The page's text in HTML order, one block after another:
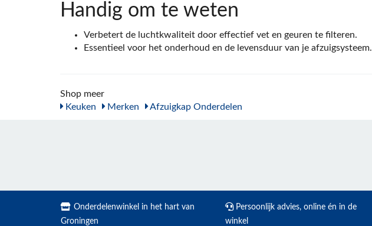
Handig om te weten
Verbetert de luchtkwaliteit door effectief vet en geuren te filteren.
Essentieel voor het onderhoud en de levensduur van je afzuigsysteem.
Shop meer
Keuken
Merken Afzuigkap Onderdelen
Onderdelenwinkel in het hart van
Groningen
Persoonlijk advies, online én in de
winkel